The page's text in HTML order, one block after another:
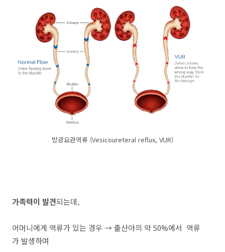
방광요관역류 (Vesicoureteral reflux, VUR)
가족력이 발견되는데,
어머니에게 역류가 있는 경우 → 출산아의 약 50%에서 역류
가 발생하며